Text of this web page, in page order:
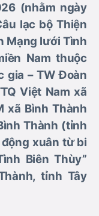
(nhằm ngày
lạc bộ Thiện
Mạng lưới Tình
Nam thuộc
gia – TW Đoàn
Việt Nam xã
xã Bình Thành
Thành (tỉnh
xuân từ bi
Biên Thùy”
tỉnh Tây